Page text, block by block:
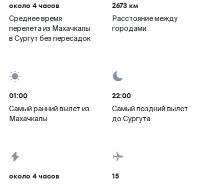
около 4 часов
Среднее время
перелета из Махачкалы
в Сургут без пересадок
2673 км
Расстояние между
городами
01:00
Самый ранний вылет из
Махачкалы
22:00
Самый поздний вылет
до Сургута
около 4 часов 15